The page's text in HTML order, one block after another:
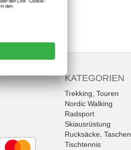
KATEGORIEN
Trekking, Touren
Nordic Walking
Radsport
Skiausrüstung
Rucksäcke, Taschen
Tischtennis